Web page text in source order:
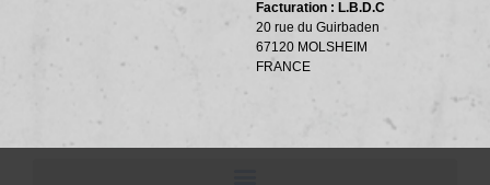
Facturation : L.B.D.C
20 rue du Guirbaden
67120 MOLSHEIM
FRANCE